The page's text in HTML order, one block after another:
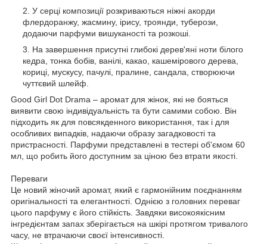
У серці композиції розкриваються ніжні акорди
флердоранжу, жасмину, ірису, троянди, туберози,
додаючи парфуми вишуканості та розкоші.
На завершення присутні глибокі дерев'яні ноти білого
кедра, тонка бобів, ванілі, какао, кашемірового дерева,
кориці, мускусу, пачулі, пралине, сандала, створюючи
чуттєвий шлейф.
Good Girl Dot Drama – аромат для жінок, які не бояться
виявити свою індивідуальність та бути самими собою. Він
підходить як для повсякденного використання, так і для
особливих випадків, надаючи образу загадковості та
пристрасності. Парфуми представлені в тестері об'ємом 60
мл, що робить його доступним за ціною без втрати якості.
Переваги
Це новий жіночий аромат, який є гармонійним поєднанням
оригінальності та елегантності. Однією з головних переваг
цього парфуму є його стійкість. Завдяки високоякісним
інгредієнтам запах зберігається на шкірі протягом тривалого
часу, не втрачаючи своєї інтенсивності.